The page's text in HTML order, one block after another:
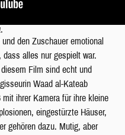
.
den Zuschauer emotional
alles nur gespielt war.
Film sind echt und
Waad al-Kateab
ihrer Kamera für ihre kleine
eingestürzte Häuser,
gehören dazu. Mutig, aber